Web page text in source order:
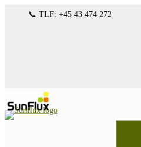
📞 TLF: +45 43 474 272